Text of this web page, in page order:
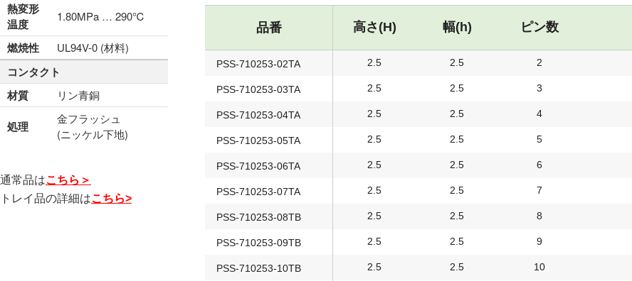
熱変形
温度
1.80MPa … 290℃
燃焼性 UL94V-0 (材料)
コンタクト
材質
リン青銅
処理
金フラッシュ
(ニッケル下地)
通常品はこちら＞
トレイ品の詳細はこちら>
品番 高さ(H) 幅(h) ピン数
PSS-710253-02TA 2.5 2.5 2
PSS-710253-03TA 2.5 2.5 3
PSS-710253-04TA 2.5 2.5 4
PSS-710253-05TA 2.5 2.5 5
PSS-710253-06TA 2.5 2.5 6
PSS-710253-07TA 2.5 2.5 7
PSS-710253-08TB 2.5 2.5 8
PSS-710253-09TB 2.5 2.5 9
PSS-710253-10TB 2.5 2.5 10